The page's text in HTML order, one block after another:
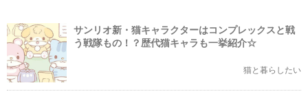
サンリオ新・猫キャラクターはコンプレックスと戦
う戦隊もの！？歴代猫キャラも一挙紹介☆
猫と暮らしたい